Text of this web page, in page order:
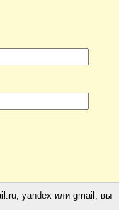
yandex или gmail, вы